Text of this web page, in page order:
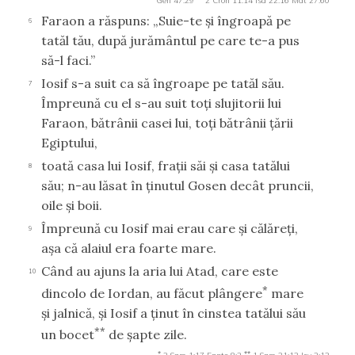
6
Faraon a răspuns: „Suie-te şi îngroapă pe
tatăl tău, după jurământul pe care te-a pus
să-l faci.”
7
Iosif s-a suit ca să îngroape pe tatăl său.
Împreună cu el s-au suit toţi slujitorii lui
Faraon, bătrânii casei lui, toţi bătrânii ţării
Egiptului,
8
toată casa lui Iosif, fraţii săi şi casa tatălui
său; n-au lăsat în ţinutul Gosen decât pruncii,
oile şi boii.
9
Împreună cu Iosif mai erau care şi călăreţi,
aşa că alaiul era foarte mare.
10
Când au ajuns la aria lui Atad, care este
dincolo de Iordan, au făcut plângere* mare
şi jalnică, şi Iosif a ţinut în cinstea tatălui său
un bocet** de şapte zile.
* **